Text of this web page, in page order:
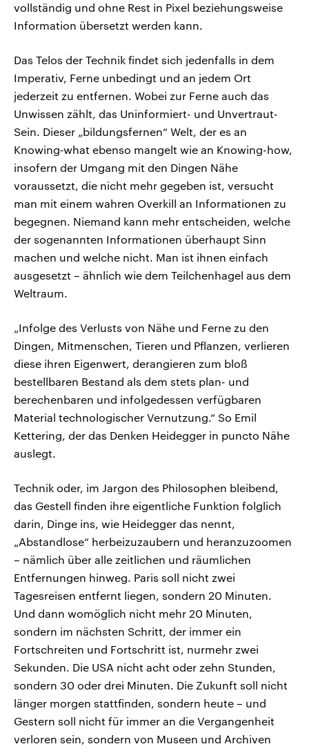
vollständig und ohne Rest in Pixel beziehungsweise
Information übersetzt werden kann.
Das Telos der Technik findet sich jedenfalls in dem
Imperativ, Ferne unbedingt und an jedem Ort
jederzeit zu entfernen. Wobei zur Ferne auch das
Unwissen zählt, das Uninformiert- und Unvertraut-
Sein. Dieser „bildungsfernen“ Welt, der es an
Knowing‑what ebenso mangelt wie an Knowing-how,
insofern der Umgang mit den Dingen Nähe
voraussetzt, die nicht mehr gegeben ist, versucht
man mit einem wahren Overkill an Informationen zu
begegnen. Niemand kann mehr entscheiden, welche
der sogenannten Informationen überhaupt Sinn
machen und welche nicht. Man ist ihnen einfach
ausgesetzt – ähnlich wie dem Teilchenhagel aus dem
Weltraum.
„Infolge des Verlusts von Nähe und Ferne zu den
Dingen, Mitmenschen, Tieren und Pflanzen, verlieren
diese ihren Eigenwert, derangieren zum bloß
bestellbaren Bestand als dem stets plan- und
berechenbaren und infolgedessen verfügbaren
Material technologischer Vernutzung.“ So Emil
Kettering, der das Denken Heidegger in puncto Nähe
auslegt.
Technik oder, im Jargon des Philosophen bleibend,
das Gestell finden ihre eigentliche Funktion folglich
darin, Dinge ins, wie Heidegger das nennt,
„Abstandlose“ herbeizuzaubern und heranzuzoomen
– nämlich über alle zeitlichen und räumlichen
Entfernungen hinweg. Paris soll nicht zwei
Tagesreisen entfernt liegen, sondern 20 Minuten.
Und dann womöglich nicht mehr 20 Minuten,
sondern im nächsten Schritt, der immer ein
Fortschreiten und Fortschritt ist, nurmehr zwei
Sekunden. Die USA nicht acht oder zehn Stunden,
sondern 30 oder drei Minuten. Die Zukunft soll nicht
länger morgen stattfinden, sondern heute – und
Gestern soll nicht für immer an die Vergangenheit
verloren sein, sondern von Museen und Archiven